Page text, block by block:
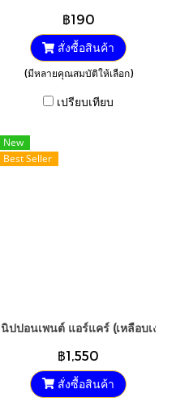
฿190
สั่งซื้อสินค้า
(มีหลายคุณสมบัติให้เลือก)
เปรียบเทียบ
New
Best Seller
นิปปอนเพนต์ แอร์แคร์ (เหลือบเงา)
฿1,550
สั่งซื้อสินค้า